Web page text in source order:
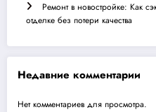
Ремонт в новостройке: Как
отделке без потери качества
Недавние комментарии
Нет комментариев для просмотра.